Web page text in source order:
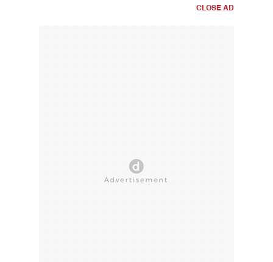
CLOSE AD